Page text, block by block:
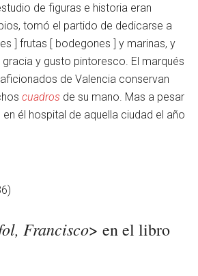
de figuras e historia eran
tomó el partido de dedicarse a
] frutas [ bodegones ] y marinas, y
y gusto pintoresco. El marqués
de Valencia conservan
cuadros de su mano. Mas a pesar
él hospital de aquella ciudad el año
Francisco> en el libro